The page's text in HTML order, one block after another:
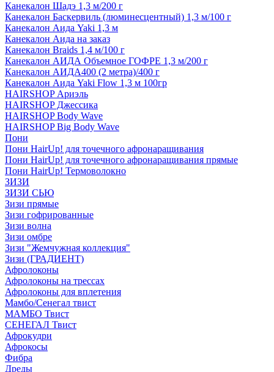
Канекалон Шадэ 1,3 м/200 г
Канекалон Баскервиль (люминесцентный) 1,3 м/100 г
Канекалон Аида Yaki 1,3 м
Канекалон Аида на заказ
Канекалон Braids 1,4 м/100 г
Канекалон АИДА Объемное ГОФРЕ 1,3 м/200 г
Канекалон АИДА400 (2 метра)/400 г
Канекалон Аида Yaki Flow 1,3 м 100гр
HAIRSHOP Ариэль
HAIRSHOP Джессика
HAIRSHOP Body Wave
HAIRSHOP Big Body Wave
Пони
Пони HairUp! для точечного афронаращивания
Пони HairUp! для точечного афронаращивания прямые
Пони HairUp! Термоволокно
ЗИЗИ
ЗИЗИ СЬЮ
Зизи прямые
Зизи гофрированные
Зизи волна
Зизи омбре
Зизи "Жемчужная коллекция"
Зизи (ГРАДИЕНТ)
Афролоконы
Афролоконы на трессах
Афролоконы для вплетения
Мамбо/Сенегал твист
МАМБО Твист
СЕНЕГАЛ Твист
Афрокудри
Афрокосы
Фибра
Дреды